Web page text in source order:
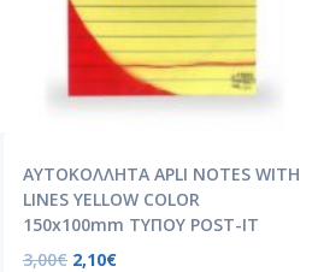
ΑΥΤΟΚΟΛΛΗΤΑ APLI NOTES WITH
LINES YELLOW COLOR
150x100mm ΤΥΠΟΥ POST-IT
3,00€ 2,10€